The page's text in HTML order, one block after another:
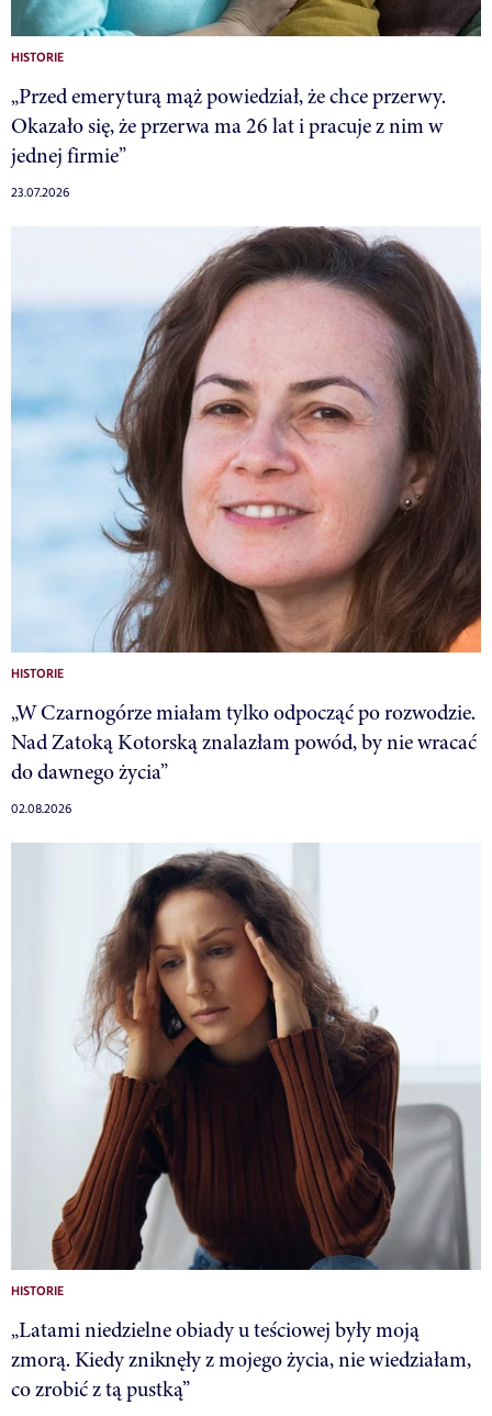
HISTORIE
„Przed emeryturą mąż powiedział, że chce przerwy.
Okazało się, że przerwa ma 26 lat i pracuje z nim w
jednej firmie”
23.07.2026
HISTORIE
„W Czarnogórze miałam tylko odpocząć po rozwodzie.
Nad Zatoką Kotorską znalazłam powód, by nie wracać
do dawnego życia”
02.08.2026
HISTORIE
„Latami niedzielne obiady u teściowej były moją
zmorą. Kiedy zniknęły z mojego życia, nie wiedziałam,
co zrobić z tą pustką”